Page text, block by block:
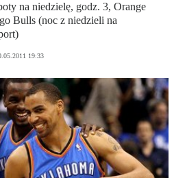
na niedzielę, godz. 3, Orange
Bulls (noc z niedzieli na
19:33